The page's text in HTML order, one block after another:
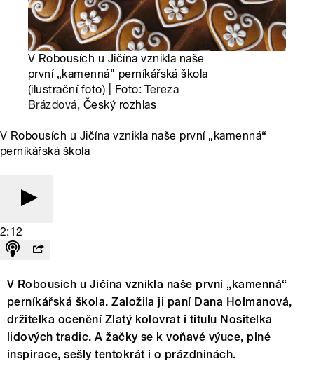
V Robousích u Jičína vznikla naše
první „kamenná" perníkářská škola
(ilustrační foto) | Foto:Tereza
Brázdová, Český rozhlas
V Robousích u Jičína vznikla naše první „kamenná“
perníkářská škola
2:12
V Robousích u Jičína vznikla naše první „kamenná“
perníkářská škola. Založila ji paní Dana Holmanová,
držitelka ocenění Zlatý kolovrat i titulu Nositelka
lidových tradic. A žačky se k voňavé výuce, plné
inspirace, sešly tentokrát i o prázdninách.